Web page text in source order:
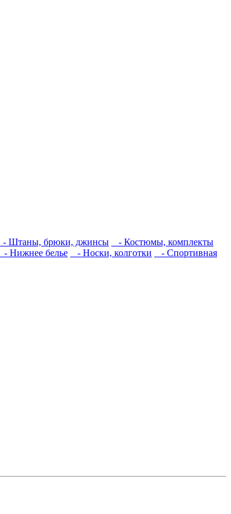
- Штаны, брюки, джинсы
- Костюмы, комплекты
- Нижнее белье - Носки, колготки
- Спортивная